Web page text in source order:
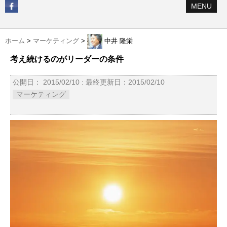
MENU
ホーム > マーケティング > 中井 隆栄
考え続けるのがリーダーの条件
公開日： 2015/02/10 : 最終更新日：2015/02/10
マーケティング